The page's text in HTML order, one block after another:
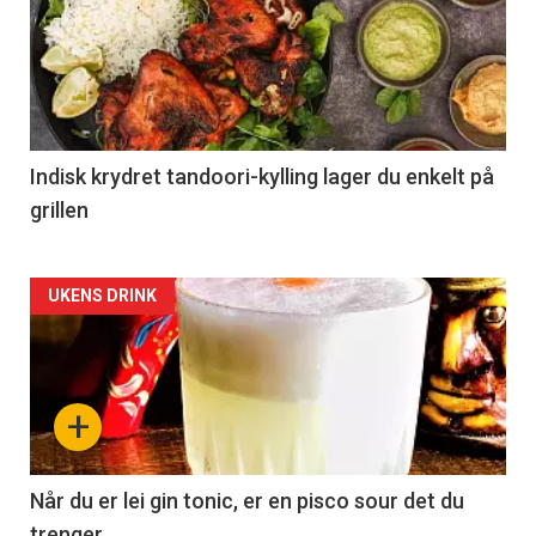
Indisk krydret tandoori-kylling lager du enkelt på
grillen
Forsiden
akkurat
nå
-
2
+
UKENS DRINK
Når du er lei gin tonic, er en pisco sour det du